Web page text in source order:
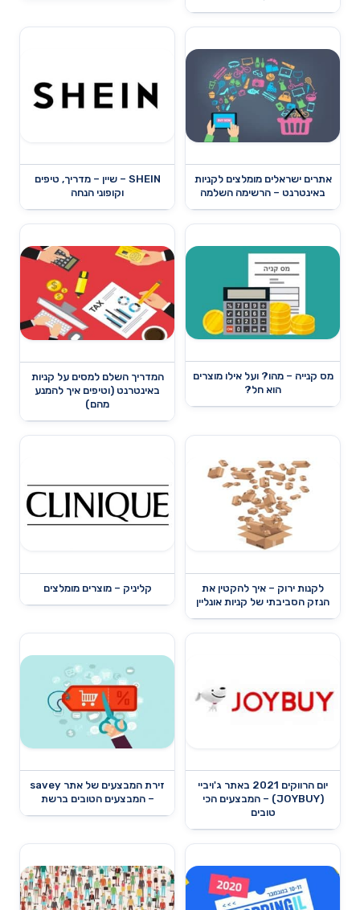
אתרים ישראלים מומלצים לקניות
באינטרנט – הרשימה השלמה
SHEIN – שיין – מדריך, טיפים
וקופוני הנחה
מס קנייה – מהו? ועל אילו מוצרים
הוא חל?
המדריך השלם למסים על קניות
באינטרנט (וטיפים איך להמנע
מהם)
לקנות ירוק – איך להקטין את
הנזק הסביבתי של קניות אונליין
קליניק – מוצרים מומלצים
יום הרווקים 2021 באתר ג'ויביי
(JOYBUY) – המבצעים הכי
טובים
זירת המבצעים של אתר savey
– המבצעים הטובים ברשת